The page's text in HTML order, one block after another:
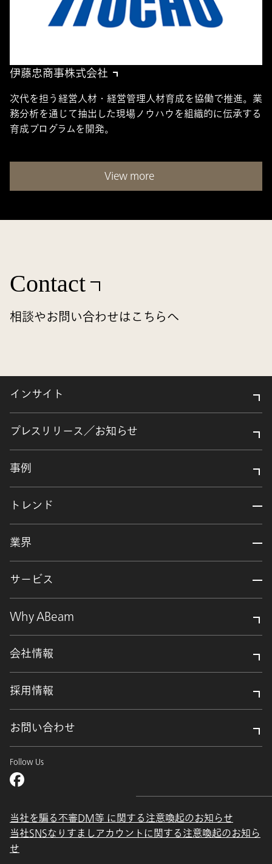
伊藤忠商事株式会社
次代を担う経営人材・経営管理人材育成を協働で推進。業
務分析を通じて抽出した現場ノウハウを組織的に伝承する
育成プログラムを開発。
View more
Contact
相談やお問い合わせはこちらへ
インサイト
プレスリリース／お知らせ
事例
トレンド
業界
サービス
Why ABeam
会社情報
採用情報
お問い合わせ
Follow Us
当社を騙る不審DM等 に関する注意喚起のお知らせ
当社SNSなりすましアカウントに関する注意喚起のお知ら
せ